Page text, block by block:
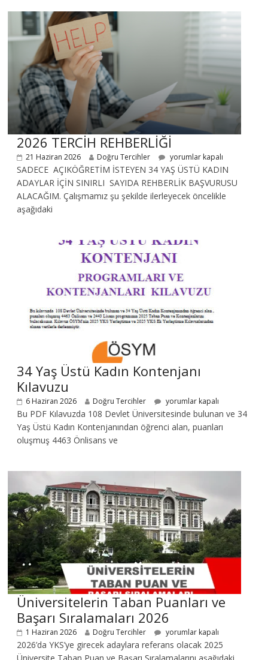
2026 TERCİH REHBERLİĞİ
21 Haziran 2026 Doğru Tercihler yorumlar kapalı
SADECE AÇIKÖĞRETİM İSTEYEN 34 YAŞ ÜSTÜ KADIN
ADAYLAR İÇİN SINIRLI SAYIDA REHBERLİK BAŞVURUSU
ALACAĞIM. Çalışmamız şu şekilde ilerleyecek öncelikle
aşağıdaki
34 Yaş Üstü Kadın Kontenjanı
Kılavuzu
6 Haziran 2026 Doğru Tercihler yorumlar kapalı
Bu PDF Kılavuzda 108 Devlet Üniversitesinde bulunan ve 34
Yaş Üstü Kadın Kontenjanından öğrenci alan, puanları
oluşmuş 4463 Önlisans ve
Üniversitelerin Taban Puanları ve
Başarı Sıralamaları 2026
1 Haziran 2026 Doğru Tercihler yorumlar kapalı
2026’da YKS’ye girecek adaylara referans olacak 2025
Üniversite Taban Puan ve Başarı Sıralamalarını aşağıdaki